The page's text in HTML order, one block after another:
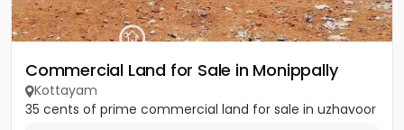
Commercial Land for Sale in Monippally
Kottayam
35 cents of prime commercial land for sale in uzhavoor